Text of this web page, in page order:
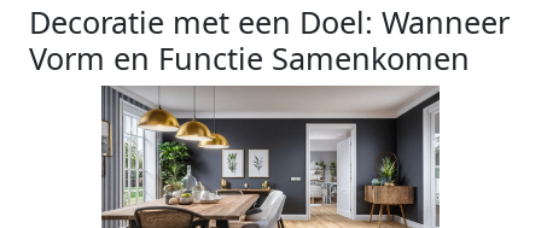
Decoratie met een Doel: Wanneer
Vorm en Functie Samenkomen